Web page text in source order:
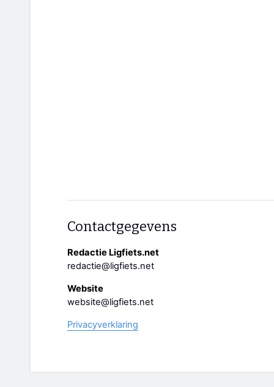
Contactgegevens
Redactie Ligfiets.net
redactie@ligfiets.net
Website
website@ligfiets.net
Privacyverklaring